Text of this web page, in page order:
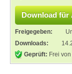
Freigegeben:
Downloads:
Geprüft: Frei